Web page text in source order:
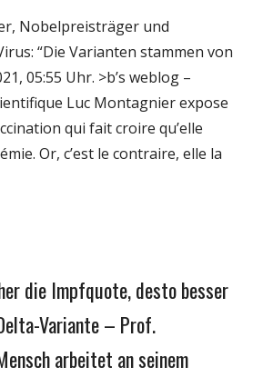
Nobelpreisträger und
“Die Varianten stammen von
05:55 Uhr. >b’s weblog –
Luc Montagnier expose
qui fait croire qu’elle
Or, c’est le contraire, elle la
die Impfquote, desto besser
Variante – Prof.
arbeitet an seinem